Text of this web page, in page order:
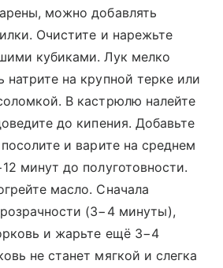
можно добавлять
Очистите и нарежьте
кубиками. Лук мелко
натрите на крупной терке или
В кастрюлю налейте
до кипения. Добавьте
и варите на среднем
минут до полуготовности.
масло. Сначала
(3−4 минуты),
и жарьте ещё 3−4
не станет мягкой и слегка